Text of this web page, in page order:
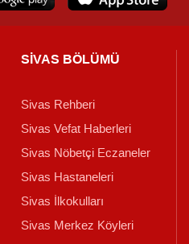
SİVAS BÖLÜMÜ
Sivas Rehberi
Sivas Vefat Haberleri
Sivas Nöbetçi Eczaneler
Sivas Hastaneleri
Sivas İlkokulları
Sivas Merkez Köyleri